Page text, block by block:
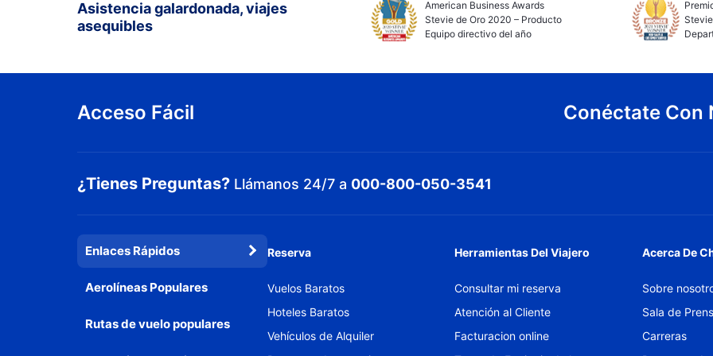
Asistencia galardonada, viajes
asequibles
American Business Awards
Stevie de Oro 2020 – Producto
Equipo directivo del año
Acceso Fácil Conéctate Con
¿Tienes Preguntas? Llámanos 24/7 a 000-800-050-3541
Enlaces Rápidos
Aerolíneas Populares
Rutas de vuelo populares
Reserva
Vuelos Baratos
Hoteles Baratos
Vehículos de Alquiler
Herramientas Del Viajero
Consultar mi reserva
Atención al Cliente
Facturacion online
Acerca De
Sobre
Sala de
Carreras